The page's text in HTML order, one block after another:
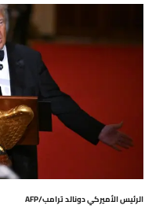
الرئيس الأميركي دونالد ترامب/AFP